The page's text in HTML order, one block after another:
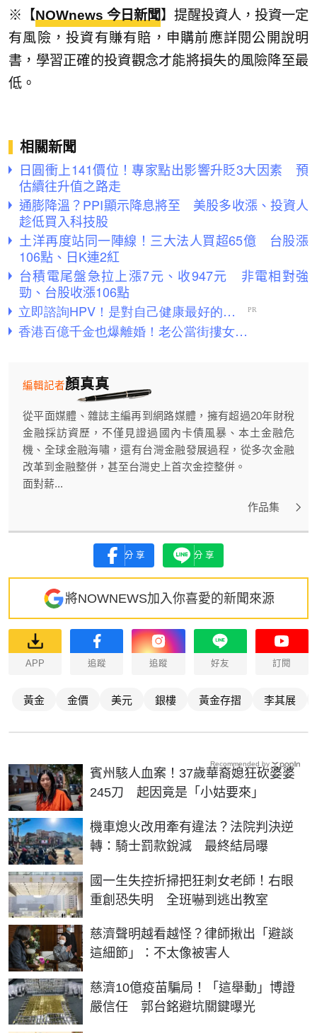
※【NOWnews 今日新聞】提醒投資人，投資一定
有風險，投資有賺有賠，申購前應詳閱公開說明
書，學習正確的投資觀念才能將損失的風險降至最
低。
相關新聞
日圓衝上141價位！專家點出影響升貶3大因素 預
估續往升值之路走
通膨降溫？PPI顯示降息將至 美股多收漲、投資人
趁低買入科技股
土洋再度站同一陣線！三大法人買超65億 台股漲
106點、日K連2紅
台積電尾盤急拉上漲7元、收947元 非電相對強
勁、台股收漲106點
顏真真
編輯記者
從平面媒體、雜誌主編再到網路媒體，擁有超過20年財稅
金融採訪資歷，不僅見證過國內卡債風暴、本土金融危
機、全球金融海嘯，還有台灣金融發展過程，從多次金融
改革到金融整併，甚至台灣史上首次金控整併。
面對薪...
作品集
分享 分享
將NOWNEWS加入你喜愛的新聞來源
APP 追蹤 追蹤 好友 訂閱
黃金 金價 美元 銀樓 黃金存摺 李其展
賓州駭人血案！37歲華裔媳狂砍婆婆
245刀 起因竟是「小姑要來」
機車熄火改用牽有違法？法院判決逆
轉：騎士罰款銳減 最終結局曝
國一生失控折掃把狂刺女老師！右眼
重創恐失明 全班嚇到逃出教室
慈濟聲明越看越怪？律師揪出「避談
這細節」：不太像被害人
慈濟10億疫苗騙局！「這舉動」博證
嚴信任 郭台銘避坑關鍵曝光
Recommended by